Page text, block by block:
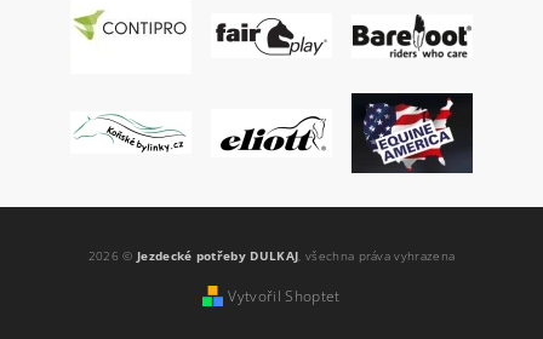
2026 © Jezdecké potřeby DULKAJ , všechna práva vyhrazena
Vytvořil Shoptet